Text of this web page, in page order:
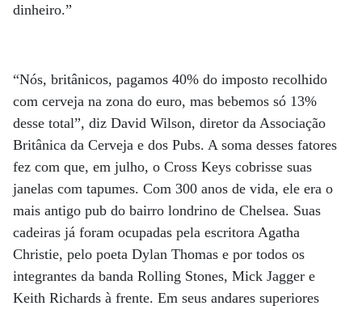
dinheiro.”
“Nós, britânicos, pagamos 40% do imposto recolhido
com cerveja na zona do euro, mas bebemos só 13%
desse total”, diz David Wilson, diretor da Associação
Britânica da Cerveja e dos Pubs. A soma desses fatores
fez com que, em julho, o Cross Keys cobrisse suas
janelas com tapumes. Com 300 anos de vida, ele era o
mais antigo pub do bairro londrino de Chelsea. Suas
cadeiras já foram ocupadas pela escritora Agatha
Christie, pelo poeta Dylan Thomas e por todos os
integrantes da banda Rolling Stones, Mick Jagger e
Keith Richards à frente. Em seus andares superiores